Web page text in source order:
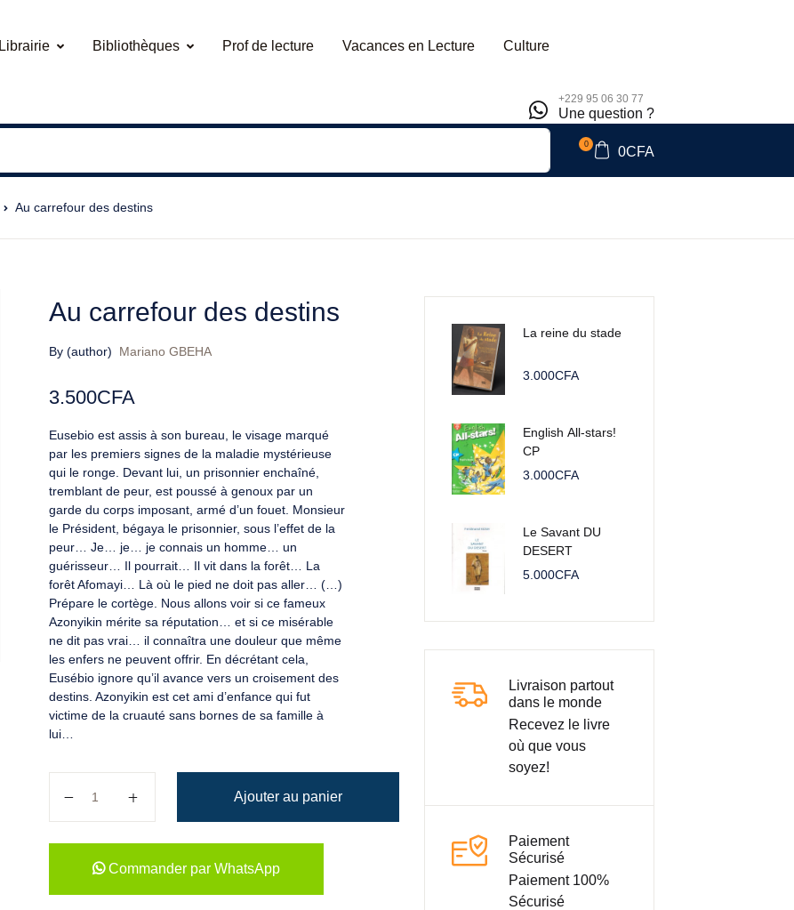
Librairie Bibliothèques Prof de lecture Vacances en Lecture Culture
+229 95 06 30 77
Une question ?
0
0CFA
Au carrefour des destins
Au carrefour des destins
By (author) Mariano GBEHA
3.500CFA
Eusebio est assis à son bureau, le visage marqué
par les premiers signes de la maladie mystérieuse
qui le ronge. Devant lui, un prisonnier enchaîné,
tremblant de peur, est poussé à genoux par un
garde du corps imposant, armé d’un fouet. Monsieur
le Président, bégaya le prisonnier, sous l’effet de la
peur… Je… je… je connais un homme… un
guérisseur… Il pourrait… Il vit dans la forêt… La
forêt Afomayi… Là où le pied ne doit pas aller… (…)
Prépare le cortège. Nous allons voir si ce fameux
Azonyikin mérite sa réputation… et si ce misérable
ne dit pas vrai… il connaîtra une douleur que même
les enfers ne peuvent offrir. En décrétant cela,
Eusébio ignore qu’il avance vers un croisement des
destins. Azonyikin est cet ami d’enfance qui fut
victime de la cruauté sans bornes de sa famille à
lui…
Ajouter au panier
Commander par WhatsApp
La reine du stade
3.000CFA
English All-stars!
CP
3.000CFA
Le Savant DU
DESERT
5.000CFA
Livraison partout
dans le monde
Recevez le livre
où que vous
soyez!
Paiement
Sécurisé
Paiement 100%
Sécurisé